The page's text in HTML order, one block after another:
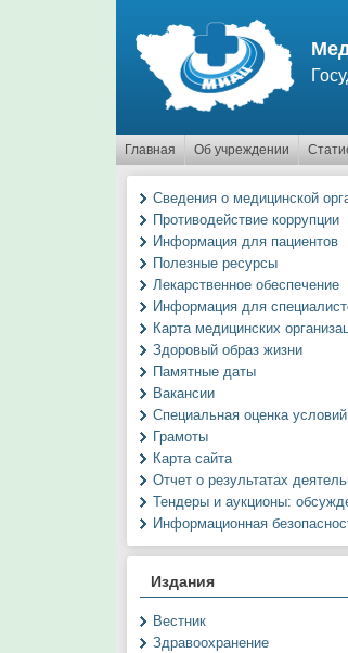
Главная Об учреждении
Сведения о медицинской
Противодействие коррупции
Информация для пациентов
Полезные ресурсы
Лекарственное обеспечение
Информация для
Карта медицинских
Здоровый образ жизни
Памятные даты
Вакансии
Специальная оценка
Грамоты
Карта сайта
Отчет о результатах
Тендеры и аукционы:
Информационная
Издания
Вестник
Здравоохранение